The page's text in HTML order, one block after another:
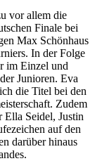
zu Ihrer
für
Unsere
mit
bereitgestellt
der Dienste
können
und
vor allem die
Finale bei
Max Schönhaus
In der Folge
im Einzel und
Junioren. Eva
die Titel bei den
Zudem
Ella Seidel, Justin
auf den
darüber hinaus